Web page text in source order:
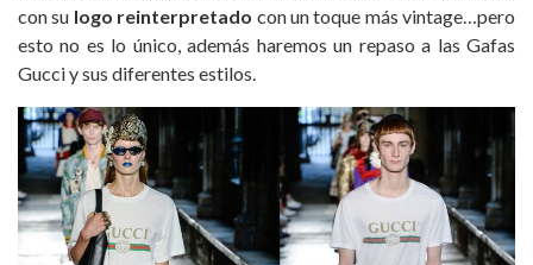
con su logo reinterpretado con un toque más vintage…pero
esto no es lo único, además haremos un repaso a las Gafas
Gucci y sus diferentes estilos.